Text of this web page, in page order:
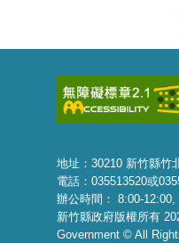
地址：30210 新竹縣竹
電話：035513520或
辦公時間： 8:00-12:00,
新竹縣政府版權所有
Government © All